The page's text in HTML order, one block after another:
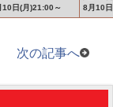
次の記事へ